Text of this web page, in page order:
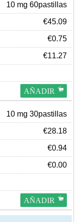
10 mg 60pastillas
€45.09
€0.75
€11.27
AÑADIR
10 mg 30pastillas
€28.18
€0.94
€0.00
AÑADIR